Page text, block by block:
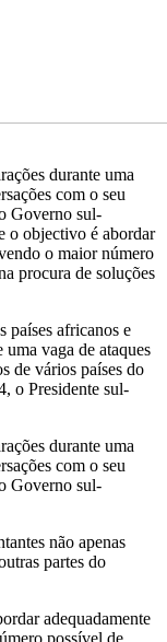
durante uma
com o seu
Governo sul-
o objectivo é abordar
o maior número
procura de soluções
países africanos e
vaga de ataques
de vários países do
o Presidente sul-
durante uma
com o seu
Governo sul-
não apenas
partes do
adequadamente
possível de